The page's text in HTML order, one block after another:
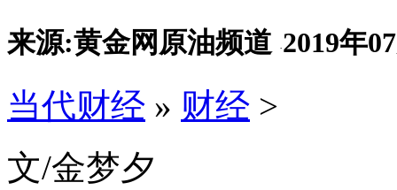
来源:黄金网原油频道 ·2019年
当代财经 » 财经 >
文/金梦夕